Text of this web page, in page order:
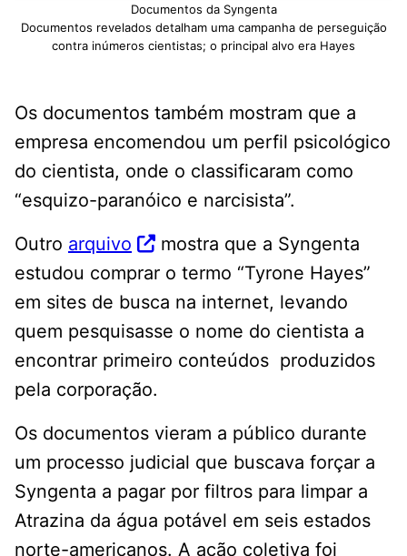
Documentos da Syngenta
Documentos revelados detalham uma campanha de perseguição
contra inúmeros cientistas; o principal alvo era Hayes
Os documentos também mostram que a
empresa encomendou um perfil psicológico
do cientista, onde o classificaram como
“esquizo-paranóico e narcisista”.
Outro arquivo
mostra que a Syngenta
estudou comprar o termo “Tyrone Hayes”
em sites de busca na internet, levando
quem pesquisasse o nome do cientista a
encontrar primeiro conteúdos produzidos
pela corporação.
Os documentos vieram a público durante
um processo judicial que buscava forçar a
Syngenta a pagar por filtros para limpar a
Atrazina da água potável em seis estados
norte-americanos. A ação coletiva foi